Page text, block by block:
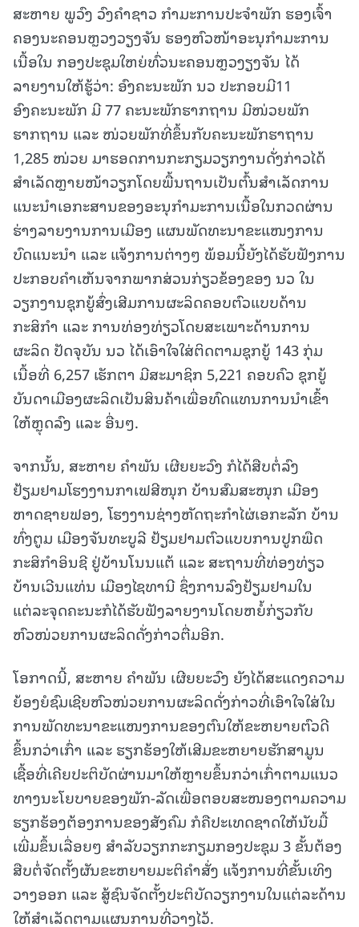
ສະຫາຍ ພູວົງ ວົງຄຳຊາວ ກຳມະການປະຈຳພັກ ຮອງເຈົ້າ
ຄອງນະຄອນຫຼວງວຽງຈັນ ຮອງຫົວໜ້າອະນຸກຳມະການ
ເນື້ອໃນ ກອງປະຊຸມໃຫຍ່ທົ່ວນະຄອນຫຼວງຽງຈັນ ໄດ້
ລາຍງານໃຫ້ຮູ້ວ່າ: ອົງຄະນະພັກ ນວ ປະກອບມີ11
ອົງຄະນະພັກ ມີ 77 ຄະນະພັກຮາກຖານ ມີໜ່ວຍພັກ
ຮາກຖານ ແລະ ໜ່ວຍພັກທີ່ຂຶ້ນກັບຄະນະພັກຮາຖານ
1,285 ໜ່ວຍ ມາຮອດການກະກຽມວຽກງານດັ່ງກ່າວໄດ້
ສຳເລັດຫຼາຍໜ້າວຽກໂດຍພື້ນຖານເປັນຕົ້ນສຳເລັດການ
ແນະນໍາເອກະສານຂອງອະນຸກຳມະການເນື້ອໃນກວດຜ່ານ
ຮ່າງລາຍງານການເມືອງ ແຜນພັດທະນາຂະແໜງການ
ບົດແນະນໍາ ແລະ ແຈ້ງການຕ່າງໆ ພ້ອມນີ້ຍັງໄດ້ຮັບຟັງການ
ປະກອບຄໍາເຫັນຈາກພາກສ່ວນກ່ຽວຂ້ອງຂອງ ນວ ໃນ
ວຽກງານຊຸກຍູ້ສົ່ງເສີມການຜະລິດຄອບຕົວແບບດ້ານ
ກະສິກຳ ແລະ ການທ່ອງທ່ຽວໂດຍສະເພາະດ້ານການ
ຜະລິດ ປັດຈຸບັນ ນວ ໄດ້ເອົາໃຈໃສ່ຕິດຕາມຊຸກຍູ້ 143 ກຸ່ມ
ເນື້ອທີ່ 6,257 ເຮັກຕາ ມີສະມາຊິກ 5,221 ຄອບຄົວ ຊຸກຍູ້
ບັນດາເມືອງຜະລິດເປັນສິນຄ້າເພື່ອທົດແທນການນໍາເຂົ້າ
ໃຫ້ຫຼຸດລົງ ແລະ ອື່ນໆ.
ຈາກນັ້ນ, ສະຫາຍ ຄຳພັນ ເຜີຍຍະວົງ ກໍໄດ້ສືບຕໍ່ລົງ
ຢ້ຽມຢາມໂຮງງານກາເຟສີໜຸກ ບ້ານສົມສະໜຸກ ເມືອງ
ຫາດຊາຍຟອງ, ໂຮງງານຊ່າງຫັດຖະກຳໄຜ່ເອກະລັກ ບ້ານ
ທົ່ງຕູມ ເມືອງຈັນທະບູລີ ຢ້ຽມຢາມຕົວແບບການປູກພືດ
ກະສິກຳອິນຊີ ຢູ່ບ້ານໂນນແຕ້ ແລະ ສະຖານທີ່ທ່ອງທ່ຽວ
ບ້ານເວີນແທ່ນ ເມືອງໄຊທານີ ຊຶ່ງການລົງຢ້ຽມຢາມໃນ
ແຕ່ລະຈຸດຄະນະກໍໄດ້ຮັບຟັງລາຍງານໂດຍຫຍໍ້ກ່ຽວກັບ
ຫົວໜ່ວຍການຜະລິດດັ່ງກ່າວຕື່ມອີກ.
ໂອກາດນີ້, ສະຫາຍ ຄໍາພັນ ເຜີຍຍະວົງ ຍັງໄດ້ສະແດງຄວາມ
ຍ້ອງຍໍຊົມເຊີຍຫົວໜ່ວຍການຜະລິດດັ່ງກ່າວທີ່ເອົາໃຈໃສ່ໃນ
ການພັດທະນາຂະແໜງການຂອງຕົນໃຫ້ຂະຫຍາຍຕົວດີ
ຂຶ້ນກວ່າເກົ່າ ແລະ ຮຽກຮ້ອງໃຫ້ເສີມຂະຫຍາຍຮັກສາມູນ
ເຊື້ອທີ່ເຄີຍປະຕິບັດຜ່ານມາໃຫ້ຫຼາຍຂຶ້ນກວ່າເກົ່າຕາມແນວ
ທາງນະໂຍບາຍຂອງພັກ-ລັດເພື່ອຕອບສະໜອງຕາມຄວາມ
ຮຽກຮ້ອງຕ້ອງການຂອງສັງຄົມ ກໍຄືປະເທດຊາດໃຫ້ນັບມື້
ເພີ່ມຂຶ້ນເລື່ອຍໆ ສໍາລັບວຽກກະກຽມກອງປະຊຸມ 3 ຂັ້ນຕ້ອງ
ສືບຕໍ່ຈັດຕັ້ງຜັນຂະຫຍາຍມະຕິຄໍາສັ່ງ ແຈ້ງການທີ່ຂັ້ນເທິງ
ວາງອອກ ແລະ ສູ້ຊົນຈັດຕັ້ງປະຕິບັດວຽກງານໃນແຕ່ລະດ້ານ
ໃຫ້ສຳເລັດຕາມແຜນການທີ່ວາງໄວ້.